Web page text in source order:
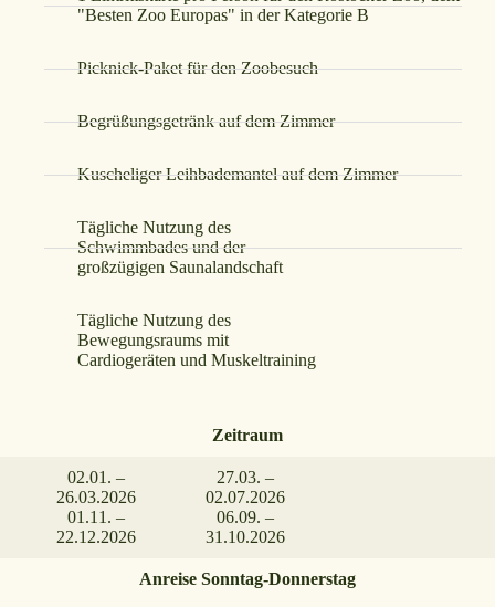
"Besten Zoo Europas" in der Kategorie B
Picknick-Paket für den Zoobesuch
Begrüßungsgetränk auf dem Zimmer
Kuscheliger Leihbademantel auf dem Zimmer
Tägliche Nutzung des
Schwimmbades und der
großzügigen Saunalandschaft
Tägliche Nutzung des
Bewegungsraums mit
Cardiogeräten und Muskeltraining
Zeitraum
02.01. –
26.03.2026
01.11. –
22.12.2026
27.03. –
02.07.2026
06.09. –
31.10.2026
Anreise Sonntag-Donnerstag